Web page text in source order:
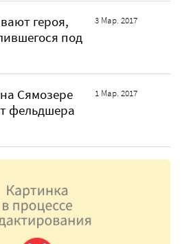
героя,
под
3 Мар. 2017
Сямозере
фельдшера
1 Мар. 2017